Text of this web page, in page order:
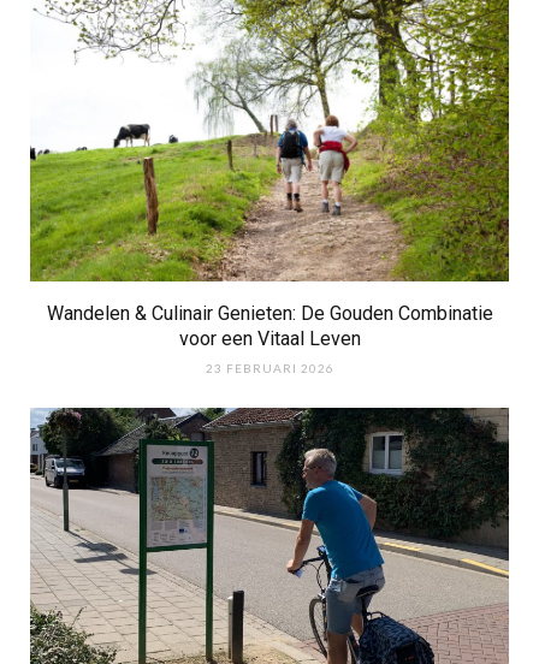
Wandelen & Culinair Genieten: De Gouden Combinatie
voor een Vitaal Leven
23 FEBRUARI 2026